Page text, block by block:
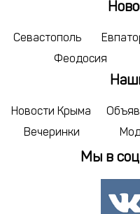
Севастополь
Феодосия
Новости Крыма
Вечеринки
Мы в